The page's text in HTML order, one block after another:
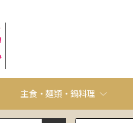
主食・麺類・鍋料理